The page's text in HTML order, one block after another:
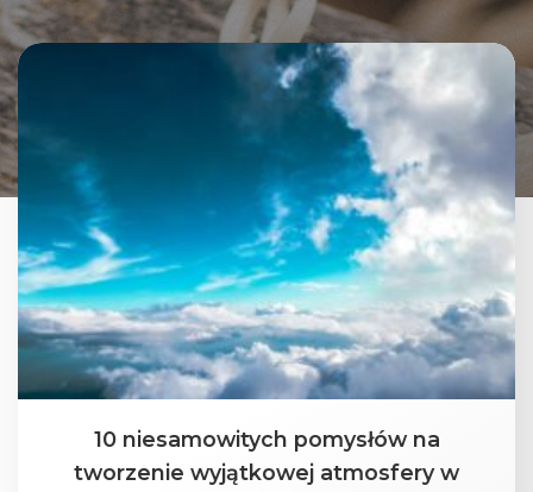
10 niesamowitych pomysłów na
tworzenie wyjątkowej atmosfery w